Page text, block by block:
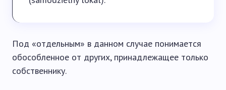
Под «отдельным» в данном случае понимается
обособленное от других, принадлежащее только
собственнику.